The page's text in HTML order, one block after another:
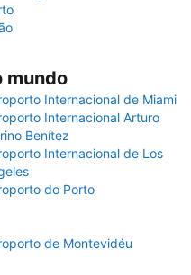
mundo
Internacional de Miami
Internacional Arturo
Benítez
Internacional de Los
do Porto
de Montevidéu